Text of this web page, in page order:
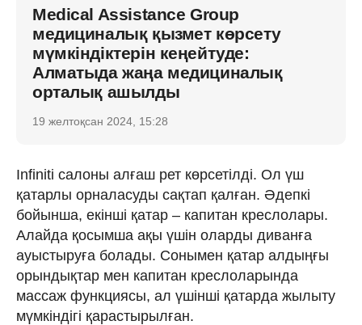
Medical Assistance Group
медициналық қызмет көрсету
мүмкіндіктерін кеңейтуде:
Алматыда жаңа медициналық
орталық ашылды
19 желтоқсан 2024, 15:28
Infiniti салоны алғаш рет көрсетілді. Ол үш
қатарлы орналасуды сақтап қалған. Әдепкі
бойынша, екінші қатар – капитан креслолары.
Алайда қосымша ақы үшін оларды диванға
ауыстыруға болады. Сонымен қатар алдыңғы
орындықтар мен капитан креслоларында
массаж функциясы, ал үшінші қатарда жылыту
мүмкіндігі қарастырылған.